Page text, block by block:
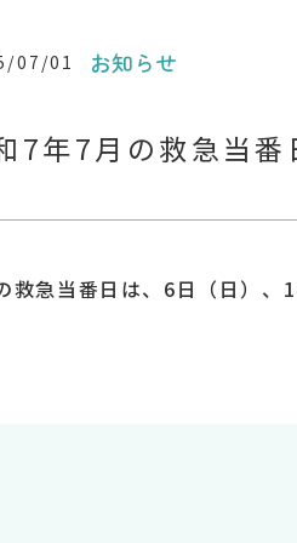
07/01 お知らせ
7年7月の救急当番
救急当番日は、6日（日）、